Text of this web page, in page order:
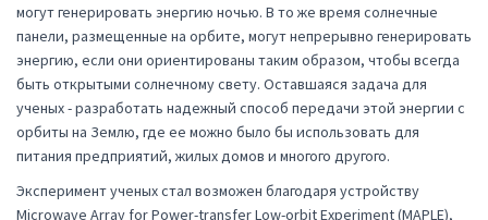
могут генерировать энергию ночью. В то же время солнечные
панели, размещенные на орбите, могут непрерывно генерировать
энергию, если они ориентированы таким образом, чтобы всегда
быть открытыми солнечному свету. Оставшаяся задача для
ученых - разработать надежный способ передачи этой энергии с
орбиты на Землю, где ее можно было бы использовать для
питания предприятий, жилых домов и многого другого.
Эксперимент ученых стал возможен благодаря устройству
Microwave Array for Power-transfer Low-orbit Experiment (MAPLE),